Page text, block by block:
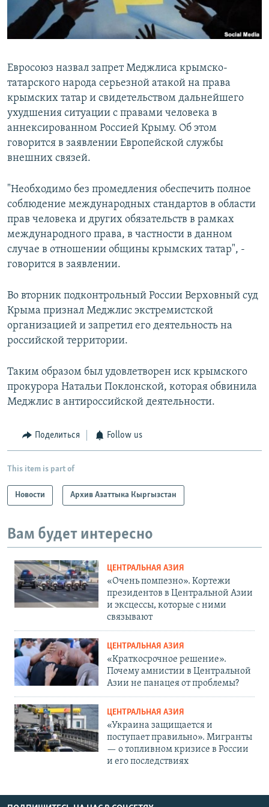
Евросоюз назвал запрет Меджлиса крымско-
татарского народа серьезной атакой на права
крымских татар и свидетельством дальнейшего
ухудшения ситуации с правами человека в
аннексированном Россией Крыму. Об этом
говорится в заявлении Европейской службы
внешних связей.
"Необходимо без промедления обеспечить полное
соблюдение международных стандартов в области
прав человека и других обязательств в рамках
международного права, в частности в данном
случае в отношении общины крымских татар", -
говорится в заявлении.
Во вторник подконтрольный России Верховный суд
Крыма признал Меджлис экстремистской
организацией и запретил его деятельность на
российской территории.
Таким образом был удовлетворен иск крымского
прокурора Натальи Поклонской, которая обвинила
Меджлис в антироссийской деятельности.
Поделиться Follow us
This item is part of
Новости Архив Азаттыка Кыргызстан
Вам будет интересно
ЦЕНТРАЛЬНАЯ АЗИЯ
«Очень помпезно». Кортежи
президентов в Центральной Азии
и эксцессы, которые с ними
связывают
ЦЕНТРАЛЬНАЯ АЗИЯ
«Краткосрочное решение».
Почему амнистии в Центральной
Азии не панацея от проблемы?
ЦЕНТРАЛЬНАЯ АЗИЯ
«Украина защищается и
поступает правильно». Мигранты
— о топливном кризисе в России
и его последствиях